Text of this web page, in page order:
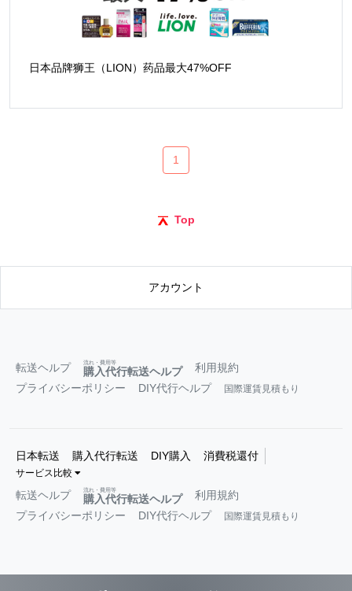
日本品牌狮王（LION）药品最大47%OFF
1
Top
アカウント
転送ヘルプ 購入代行転送ヘルプ
流れ・費用等
利用規約
プライバシーポリシー
DIY代行ヘルプ 国際運賃見積もり
日本転送 購入代行転送 DIY購入 消費税還付
サービス比較
転送ヘルプ 購入代行転送ヘルプ
流れ・費用等
利用規約
プライバシーポリシー
DIY代行ヘルプ 国際運賃見積もり